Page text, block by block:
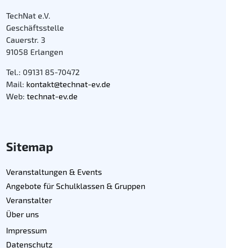
TechNat e.V.
Geschäftsstelle
Cauerstr. 3
91058 Erlangen
Tel.: 09131 85-70472
Mail: kontakt@technat-ev.de
Web: technat-ev.de
Sitemap
Veranstaltungen & Events
Angebote für Schulklassen & Gruppen
Veranstalter
Über uns
Impressum
Datenschutz